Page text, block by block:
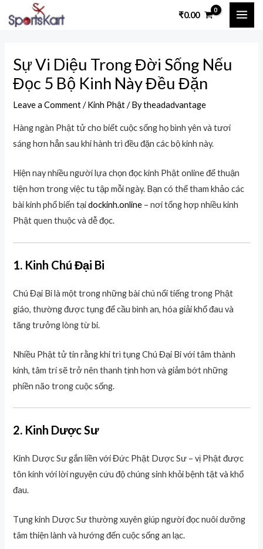
₹0.00
Sự Vi Diệu Trong Đời Sống Nếu
Đọc 5 Bộ Kinh Này Đều Đặn
Leave a Comment /Kinh Phật/ Bytheadadvantage
Hàng ngàn Phật tử cho biết cuộc sống họ bình yên và tươi
sáng hơn hẳn sau khi hành trì đều đặn các bộ kinh này.
Hiện nay nhiều người lựa chọn đọc kinh Phật online để thuận
tiện hơn trong việc tu tập mỗi ngày. Bạn có thể tham khảo các
bài kinh phổ biến tạidockinh.online – nơi tổng hợp nhiều kinh
Phật quen thuộc và dễ đọc.
1. Kinh Chú Đại Bi
Chú Đại Bi là một trong những bài chú nổi tiếng trong Phật
giáo, thường được tụng để cầu bình an, hóa giải khổ đau và
tăng trưởng lòng từ bi.
Nhiều Phật tử tin rằng khi trì tụng Chú Đại Bi với tâm thành
kính, tâm trí sẽ trở nên thanh tịnh hơn và giảm bớt những
phiền não trong cuộc sống.
2. Kinh Dược Sư
Kinh Dược Sư gắn liền với Đức Phật Dược Sư – vị Phật được
tôn kính với lời nguyện cứu độ chúng sinh khỏi bệnh tật và khổ
đau.
Tụng kinh Dược Sư thường xuyên giúp người đọc nuôi dưỡng
tâm thiện lành và hướng đến cuộc sống an lạc.
navigation